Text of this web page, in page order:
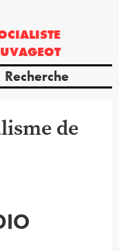
Recherche
de